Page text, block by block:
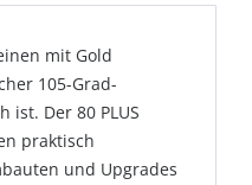
mit Gold
105-Grad-
Der 80 PLUS
praktisch
und Upgrades